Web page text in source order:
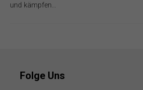
und kämpfen…
Folge Uns